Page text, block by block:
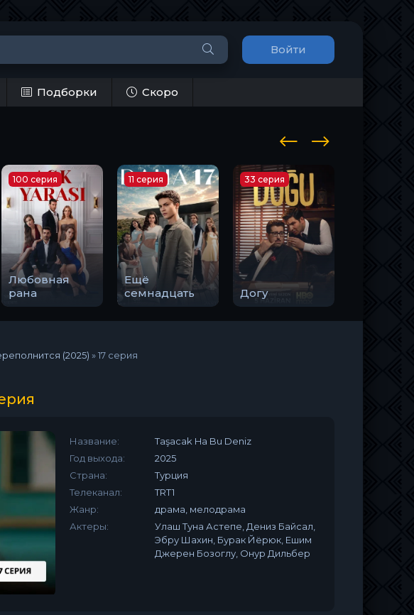
Войти
Подборки Скоро
Любовная
рана
100 серия
Ещё
семнадцать
11 серия
Догу
33 серия
(2025) »17 серия
Название:
Taşacak Ha Bu Deniz
Год выхода:
2025
Страна:
Турция
Телеканал:
TRT1
Жанр:
драма, мелодрама
Актеры:
Улаш Туна Астепе, Дениз Байсал,
Эбру Шахин, Бурак Йёрюк, Ешим
Джерен Бозоглу, Онур Дильбер